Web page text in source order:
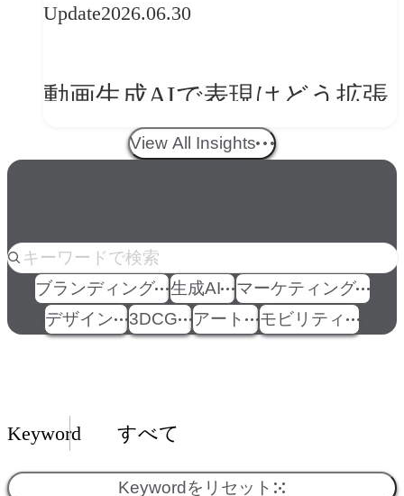
ークフロー設計と「ノイズと
Update2026.06.30
動画生成AIで表現はどう拡張
する？映像ディレクター橋本
View All Insights
人気のkeyword
ブランディング 生成AI
マーケティング
デザイン
3DCG アート モビリティ
Insights一覧
Keyword すべて
Keywordをリセット